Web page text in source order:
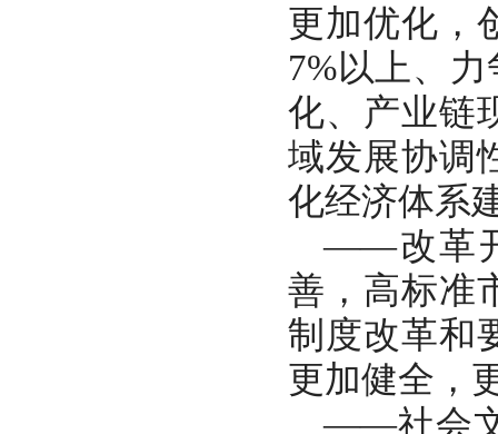
更加优化，
7%以上、
化、产业链
域发展协调
化经济体系
——改革
善，高标准
制度改革和
更加健全，
——社会文